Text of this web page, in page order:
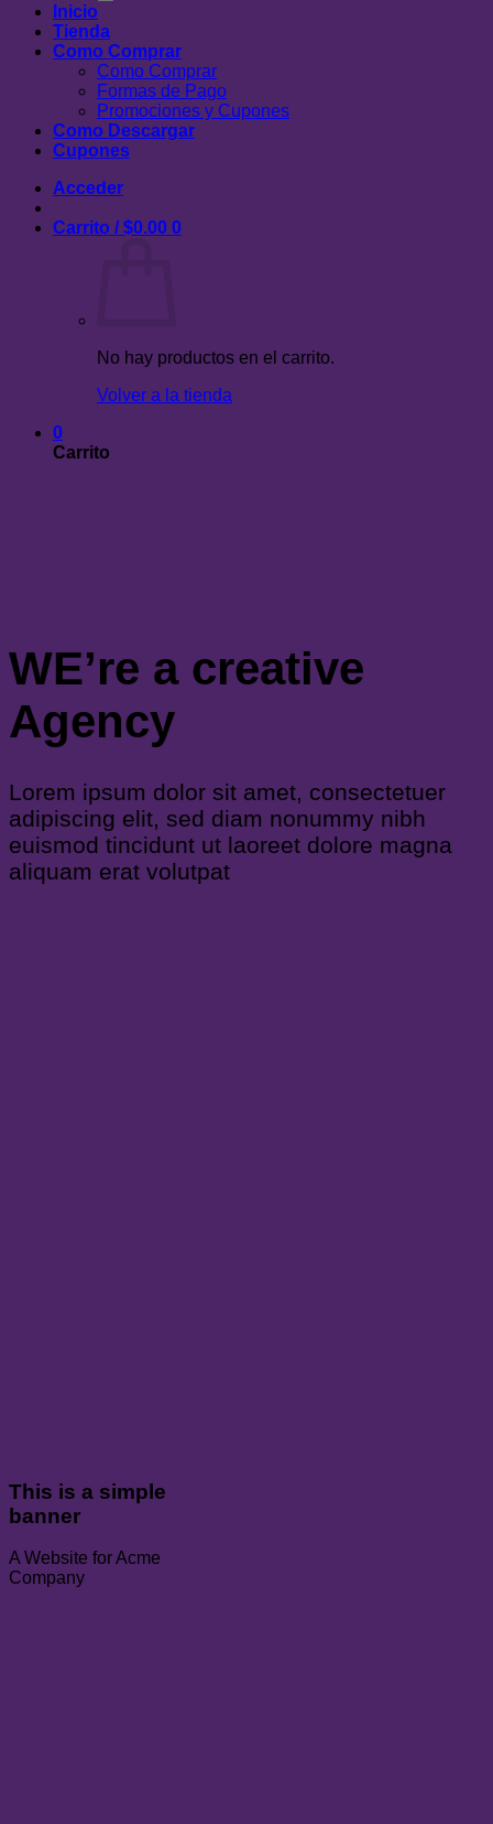
Inicio
Tienda
Como Comprar
Como Comprar
Formas de Pago
Promociones y Cupones
Como Descargar
Cupones
Acceder
Carrito /$0.00 0
No hay productos en el carrito.
Volver a la tienda
0
Carrito
WE’re a creative
Agency
Lorem ipsum dolor sit amet, consectetuer
adipiscing elit, sed diam nonummy nibh
euismod tincidunt ut laoreet dolore magna
aliquam erat volutpat
This is a simple
banner
A Website for Acme
Company